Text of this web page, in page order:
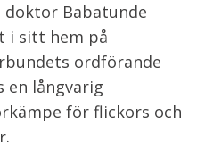
Babatunde
i sitt hem på
ordförande
en långvarig
för flickors och